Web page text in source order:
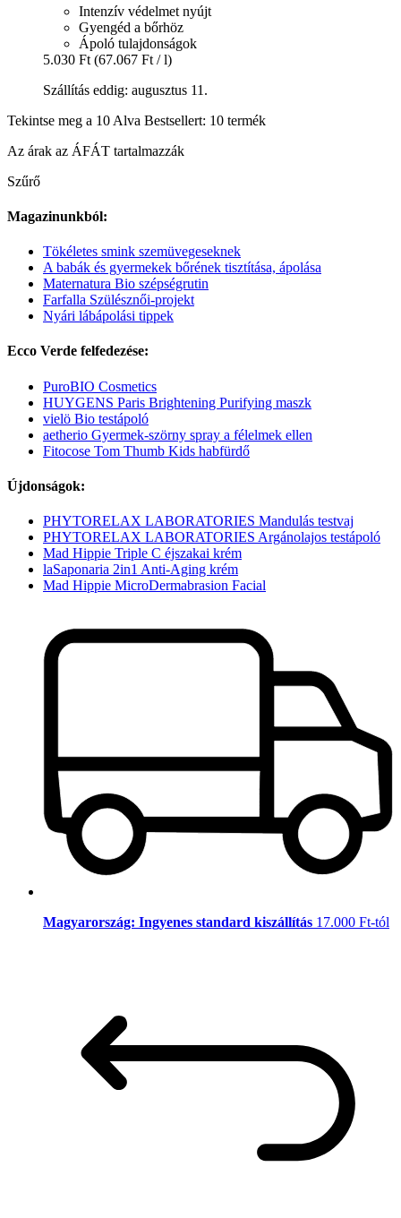
Intenzív védelmet nyújt
Gyengéd a bőrhöz
Ápoló tulajdonságok
5.030 Ft (67.067 Ft / l)
Szállítás eddig: augusztus 11.
Tekintse meg a 10 Alva Bestsellert: 10 termék
Az árak az ÁFÁT tartalmazzák
Szűrő
Magazinunkból:
Tökéletes smink szemüvegeseknek
A babák és gyermekek bőrének tisztítása, ápolása
Maternatura Bio szépségrutin
Farfalla Szülésznői-projekt
Nyári lábápolási tippek
Ecco Verde felfedezése:
PuroBIO Cosmetics
HUYGENS Paris Brightening Purifying maszk
vielö Bio testápoló
aetherio Gyermek-szörny spray a félelmek ellen
Fitocose Tom Thumb Kids habfürdő
Újdonságok:
PHYTORELAX LABORATORIES Mandulás testvaj
PHYTORELAX LABORATORIES Argánolajos testápoló
Mad Hippie Triple C éjszakai krém
laSaponaria 2in1 Anti-Aging krém
Mad Hippie MicroDermabrasion Facial
Magyarország: Ingyenes standard kiszállítás 17.000 Ft-tól